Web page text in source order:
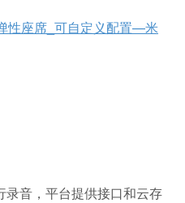
性座席_可自定义配置—米
音，平台提供接口和云存